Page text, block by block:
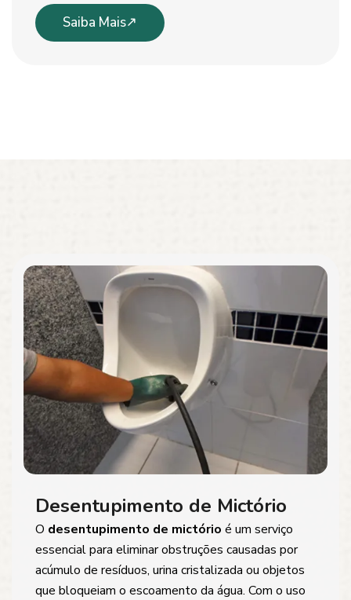
Saiba Mais
Desentupimento de Mictório
O desentupimento de mictório é um serviço
essencial para eliminar obstruções causadas por
acúmulo de resíduos, urina cristalizada ou objetos
que bloqueiam o escoamento da água. Com o uso